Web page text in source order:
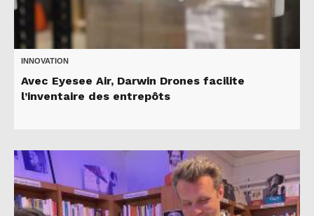
INNOVATION
Avec Eyesee Air, Darwin Drones facilite
l’inventaire des entrepôts